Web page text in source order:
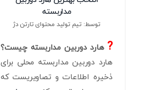
مداربسته
توسط: تیم تولید محتوای تارتن دژ
? هارد دوربین مداربسته چیست؟
هارد دوربین مداربسته محلی برای
ذخیره اطلاعات و تصاویریست که